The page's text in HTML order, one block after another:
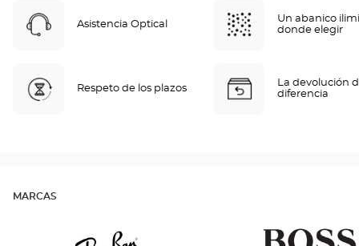
Asistencia Optical
Un abanico
donde elegir
Respeto de los plazos
La devolución
diferencia
MARCAS